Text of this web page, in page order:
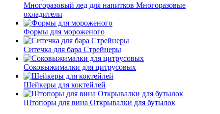
Многоразовый лед для напитков Многоразовые
охладители
Формы для мороженого
Ситечка для бара Стрейнеры
Соковыжималки для цитрусовых
Шейкеры для коктейлей
Штопоры для вина Открывалки для бутылок